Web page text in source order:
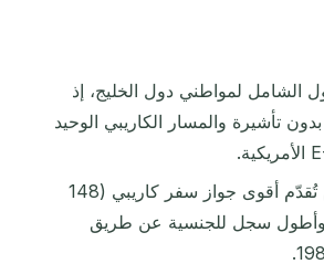
الشامل لمواطني دول الخليج، إذ
140 وجهة بدون تأشيرة والمسار الكاريبي الوحيد
تُقدّم أقوى جواز سفر كاريبي (148
وأطول سجل للجنسية عن طريق